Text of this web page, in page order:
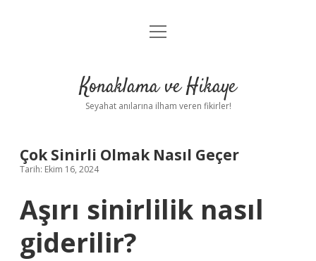
Anasayfa
Yasal Uyarı
menüyü
Konaklama ve Hikaye
Seyahat anılarına ilham veren fikirler!
Çok Sinirli Olmak Nasıl Geçer
Tarih: Ekim 16, 2024
Aşırı sinirlilik nasıl
giderilir?